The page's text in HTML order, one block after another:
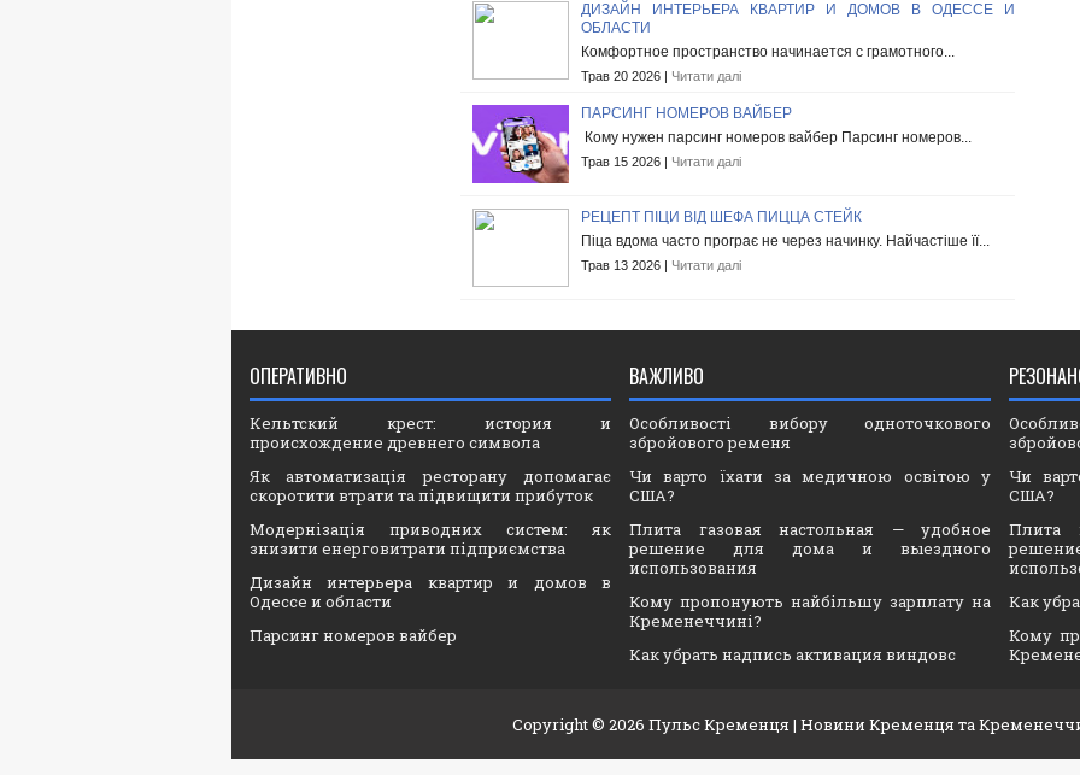
ДИЗАЙН ИНТЕРЬЕРА КВАРТИР И ДОМОВ В ОДЕССЕ И
ОБЛАСТИ
Комфортное пространство начинается с грамотного...
Трав 20 2026 | Читати далі
ПАРСИНГ НОМЕРОВ ВАЙБЕР
Кому нужен парсинг номеров вайбер Парсинг номеров...
Трав 15 2026 | Читати далі
РЕЦЕПТ ПІЦИ ВІД ШЕФА ПИЦЦА СТЕЙК
Піца вдома часто програє не через начинку. Найчастіше її...
Трав 13 2026 | Читати далі
ОПЕРАТИВНО
Кельтский крест: история и
происхождение древнего символа
Як автоматизація ресторану допомагає
скоротити втрати та підвищити прибуток
Модернізація приводних систем: як
знизити енерговитрати підприємства
Дизайн интерьера квартир и домов в
Одессе и области
Парсинг номеров вайбер
ВАЖЛИВО
Особливості вибору одноточкового
збройового ременя
Чи варто їхати за медичною освітою у
США?
Плита газовая настольная — удобное
решение для дома и выездного
использования
Кому пропонують найбільшу зарплату на
Кременеччині?
Как убрать надпись активация виндовс
Чи
США?
Плита
Как
Кому
Copyright © 2026 Пульс Кременця | Новини Кременця та